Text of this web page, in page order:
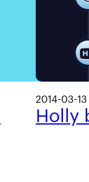
2014-03-13
Holly